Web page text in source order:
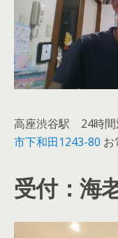
高座渋谷駅 24時間
市下和田1243-80 お
受付：海